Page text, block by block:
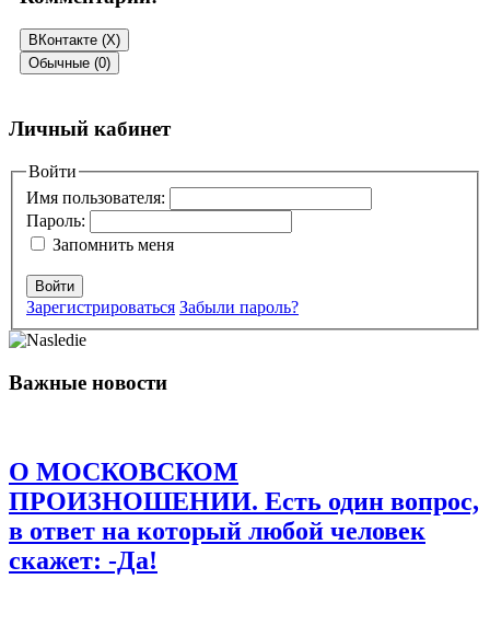
ВКонтакте (X)
Обычные (0)
Добавить комментарий
Ваш адрес email не будет опубликован. Обязательные поля
помечены*
Комментарий*
Сайт
Сохранить моё имя, email и адрес сайта в этом браузере для
последующих моих комментариев.
Личный кабинет
Войти
Имя пользователя:
Пароль:
Запомнить меня
Войти
Зарегистрироваться Забыли пароль?
Важные новости
О МОСКОВСКОМ
ПРОИЗНОШЕНИИ. Есть один вопрос,
в ответ на который любой человек
скажет: -Да!